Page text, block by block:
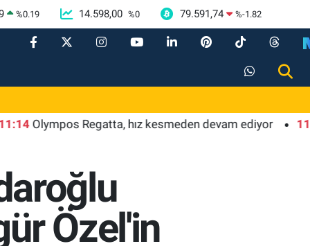
%0.19 14.598,00 %0 79.591,74 %-1.82
Regatta, hız kesmeden devam ediyor 11:09
Özel'in